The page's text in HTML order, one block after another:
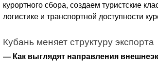
курортного сбора, создаем туристские
логистике и транспортной доступности
Кубань меняет структуру экспорта
— Как выглядят направления